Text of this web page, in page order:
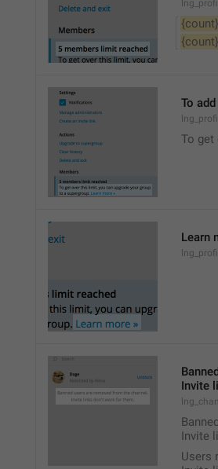
{count}
{count}
To
To get
Learn
Invite
Invite
Users